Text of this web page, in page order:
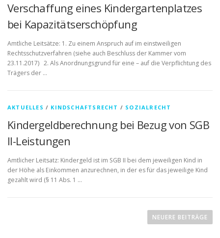
Verschaffung eines Kindergartenplatzes
bei Kapazitätserschöpfung
Amtliche Leitsätze: 1. Zu einem Anspruch auf im einstweiligen
Rechtsschutzverfahren (siehe auch Beschluss der Kammer vom
23.11.2017) 2. Als Anordnungsgrund für eine – auf die Verpflichtung des
Trägers der …
AKTUELLES / KINDSCHAFTSRECHT / SOZIALRECHT
Kindergeldberechnung bei Bezug von SGB
II-Leistungen
Amtlicher Leitsatz: Kindergeld ist im SGB II bei dem jeweiligen Kind in
der Höhe als Einkommen anzurechnen, in der es für das jeweilige Kind
gezahlt wird (§ 11 Abs. 1 …
NEUERE BEITRÄGE